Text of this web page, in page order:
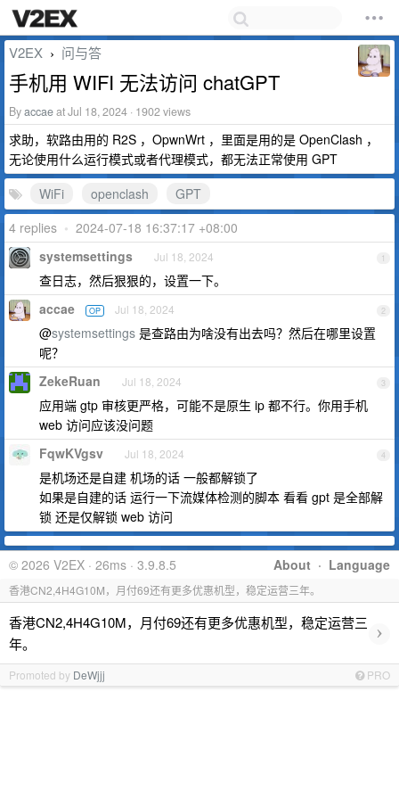
V2EX › 问与答
手机用 WIFI 无法访问 chatGPT
Byaccaeat Jul 18, 2024 · 1902 views
求助，软路由用的 R2S ，OpwnWrt ，里面是用的是 OpenClash ，
无论使用什么运行模式或者代理模式，都无法正常使用 GPT
WiFi
openclash
GPT
4 replies • 2024-07-18 16:37:17 +08:00
1
systemsettings Jul 18, 2024
查日志，然后狠狠的，设置一下。
2
accae OP Jul 18, 2024
@systemsettings 是查路由为啥没有出去吗？然后在哪里设置
呢？
3
ZekeRuan Jul 18, 2024
应用端 gtp 审核更严格，可能不是原生 ip 都不行。你用手机
web 访问应该没问题
4
FqwKVgsv Jul 18, 2024
是机场还是自建 机场的话 一般都解锁了
如果是自建的话 运行一下流媒体检测的脚本 看看 gpt 是全部解
锁 还是仅解锁 web 访问
About · Language
© 2026 V2EX · 26ms · 3.9.8.5
香港CN2,4H4G10M，月付69还有更多优惠机型，稳定运营三年。
香港CN2,4H4G10M，月付69还有更多优惠机型，稳定运营三
年。
›
Promoted by DeWjjj PRO